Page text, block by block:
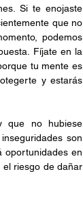
Si te enojaste
que no
podemos
Fíjate en la
tu mente es
y estarás
que no hubiese
son
oportunidades en
riesgo de dañar